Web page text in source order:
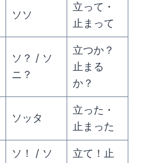
ソソ
立って・
止まって
ソ？ / ソ
ニ？
立つか？
止まる
か？
ソッタ
立った・
止まった
ソ！ / ソ
立て！止